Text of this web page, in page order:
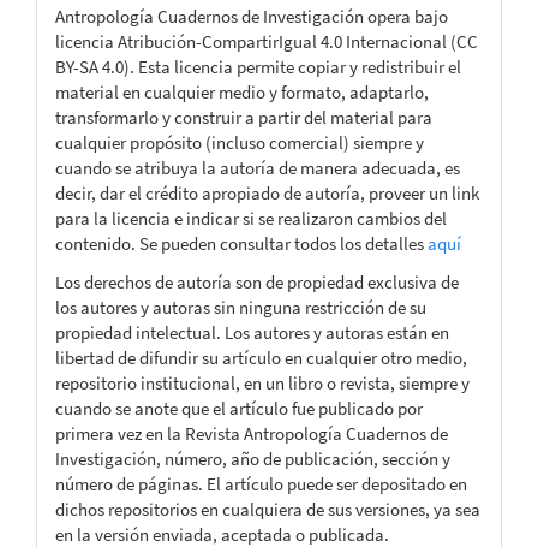
Antropología Cuadernos de Investigación opera bajo
licencia Atribución-CompartirIgual 4.0 Internacional (CC
BY-SA 4.0). Esta licencia permite copiar y redistribuir el
material en cualquier medio y formato, adaptarlo,
transformarlo y construir a partir del material para
cualquier propósito (incluso comercial) siempre y
cuando se atribuya la autoría de manera adecuada, es
decir, dar el crédito apropiado de autoría, proveer un link
para la licencia e indicar si se realizaron cambios del
contenido. Se pueden consultar todos los detallesaquí
Los derechos de autoría son de propiedad exclusiva de
los autores y autoras sin ninguna restricción de su
propiedad intelectual. Los autores y autoras están en
libertad de difundir su artículo en cualquier otro medio,
repositorio institucional, en un libro o revista, siempre y
cuando se anote que el artículo fue publicado por
primera vez en la Revista Antropología Cuadernos de
Investigación, número, año de publicación, sección y
número de páginas. El artículo puede ser depositado en
dichos repositorios en cualquiera de sus versiones, ya sea
en la versión enviada, aceptada o publicada.